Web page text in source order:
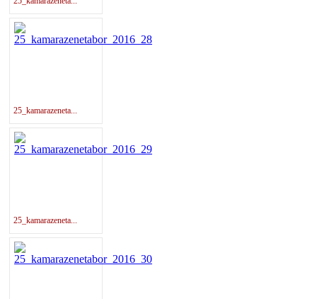
25_kamarazeneta...
25_kamarazeneta...